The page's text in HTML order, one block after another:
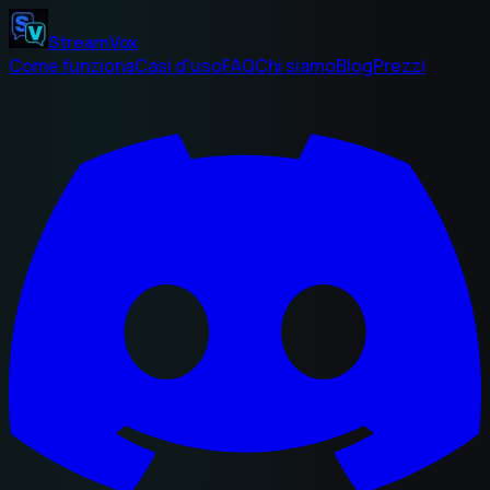
StreamVox
Come funzionaCasi d'usoFAQChi siamoBlogPrezzi